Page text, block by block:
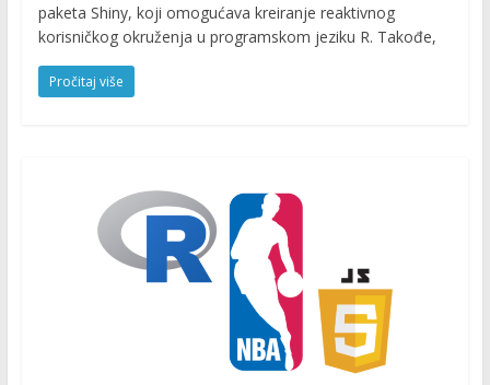
paketa Shiny, koji omogućava kreiranje reaktivnog
korisničkog okruženja u programskom jeziku R. Takođe,
Pročitaj više